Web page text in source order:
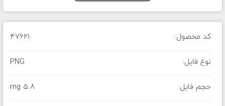
کد محصول: 47621
نوع فایل: PNG
حجم فایل: 5.8 mg